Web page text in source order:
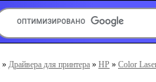
» Драйвера для принтера » HP » Color